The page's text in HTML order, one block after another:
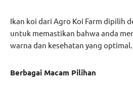
Ikan koi dari Agro Koi Farm dipilih
untuk memastikan bahwa anda
warna dan kesehatan yang optimal.
Berbagai Macam Pilihan